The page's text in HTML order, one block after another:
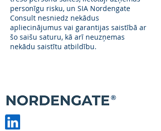
personīgu risku, un SIA Nordengate
Consult nesniedz nekādus
apliecinājumus vai garantijas saistībā ar
šo saišu saturu, kā arī neuzņemas
nekādu saistītu atbildību.
®